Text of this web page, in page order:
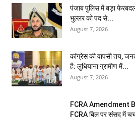
पंजाब पुलिस में बड़ा
भुल्लर को पद से...
August 7, 2026
कांग्रेस की वापसी तय,
है: लुधियाना ग्रामीण में...
August 7, 2026
FCRA Amendment
FCRA बिल पर संसद में